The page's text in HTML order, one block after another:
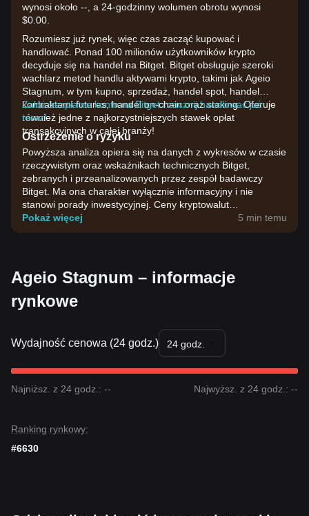
wynosi około --, a 24-godzinny wolumen obrotu wynosi
$0.00.
Rozumiesz już rynek, więc czas zacząć kupować i
handlować. Ponad 100 milionów użytkowników krypto
decyduje się na handel na Bitget. Bitget obsługuje szeroki
wachlarz metod handlu aktywami krypto, takimi jak Ageio
Stagnum, w tym kupno, sprzedaż, handel spot, handel
kontraktami futures, handel on-chain oraz staking. Oferuje
również jedne z najkorzystniejszych stawek opłat
transakcyjnych w całej branży!
Załóż bezpłatne konto na Bitget i zacznij handlować już
teraz!
Ostrzeżenie o ryzyku
Powyższa analiza opiera się na danych z wykresów w czasie
rzeczywistym oraz wskaźnikach technicznych Bitget,
zebranych i przeanalizowanych przez zespół badawczy
Bitget. Ma ona charakter wyłącznie informacyjny i nie
stanowi porady inwestycyjnej. Ceny kryptowalut
charakteryzują się dużą zmiennością. Podejmuj decyzje
inwestycyjne, biorąc pod uwagę własną tolerancję ryzyka.
Pokaż więcej 5 min temu
Ageio Stagnum – informacje
rynkowe
Wydajność cenowa (24 godz.) 24 godz.
Najniższ. z 24 godz.: -- Najwyższ. z 24 godz.: --
Ranking rynkowy:
#6630